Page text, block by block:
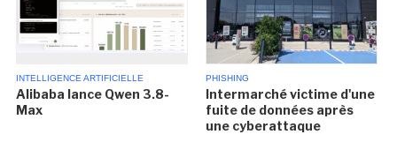
INTELLIGENCE ARTIFICIELLE
Alibaba lance Qwen 3.8-
Max
PHISHING
Intermarché victime d'une
fuite de données après
une cyberattaque